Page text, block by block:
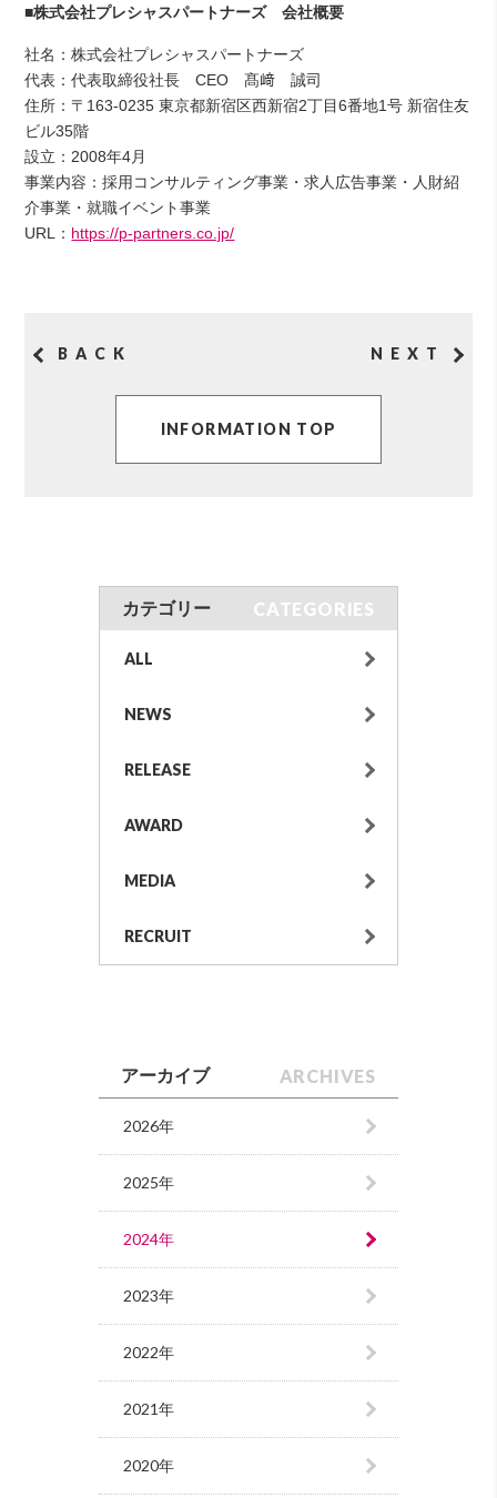
■株式会社プレシャスパートナーズ 会社概要
社名：株式会社プレシャスパートナーズ
代表：代表取締役社長 CEO 髙﨑 誠司
住所：〒163-0235 東京都新宿区西新宿2丁目6番地1号 新宿住友
ビル35階
設立：2008年4月
事業内容：採用コンサルティング事業・求人広告事業・人財紹
介事業・就職イベント事業
URL： https://p-partners.co.jp/
BACK NEXT
INFORMATION TOP
カテゴリー CATEGORIES
ALL
NEWS
RELEASE
AWARD
MEDIA
RECRUIT
アーカイブ ARCHIVES
2026年
2025年
2024年
2023年
2022年
2021年
2020年